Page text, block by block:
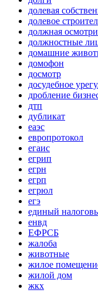
долевая
долевое
должная
должностные
домашние
домофон
досмотр
досудебное
дробление
дтп
дубликат
еаэс
европротокол
егаис
егрип
егрн
егрп
егрюл
егэ
единый
енвд
ЕФРСБ
жалоба
животные
жилое
жилой дом
жкх